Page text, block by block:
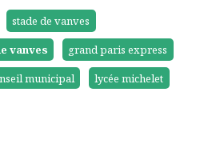
stade de vanves
vanves
grand paris express
municipal
lycée michelet